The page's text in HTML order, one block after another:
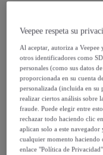
Vendido por
Entrega
Envío gratis
Veepee respeta su
Al aceptar, autoriza a Veepee
otros identificadores como
personales (como sus datos
proporcionada en su cuenta
personalizada (incluida en su
realizar ciertos análisis sobre
fraude. Puede elegir entre
rechazar todo haciendo clic
aplican solo a este
cualquier momento haciendo
enlace "Política de